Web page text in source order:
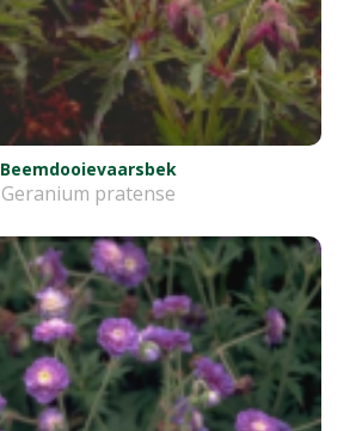
Beemdooievaarsbek
Geranium pratense